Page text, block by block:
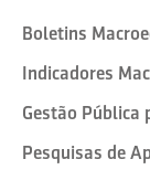
Boletins
Indicadores
Gestão Pública
Pesquisas de